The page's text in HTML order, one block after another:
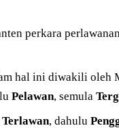
perkara
hal ini diwakili
Pelawan, semula
Terlawan, dahulu